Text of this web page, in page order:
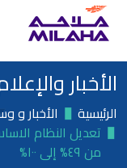
Skip to main content
الأخبار
الرئيسية
الأخبار و
تعديل النظام
من ٤٩% إلى ١٠٠%